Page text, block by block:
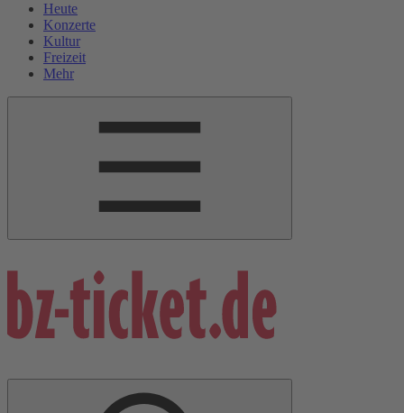
Heute
Konzerte
Kultur
Freizeit
Mehr